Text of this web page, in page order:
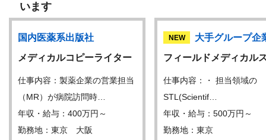
います
国内医薬系出版社
メディカルコピーライター
仕事内容：製薬企業の営業担当
（MR）が病院訪問時…
年収・給与：400万円～
勤務地：東京 大阪
NEW
大手グループ企
フィールドメディカル
仕事内容：・ 担当領域の
STL(Scientif…
年収・給与：500万円～
勤務地：東京